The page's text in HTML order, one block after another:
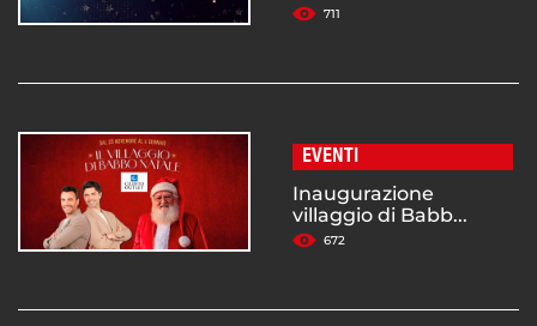
711
EVENTI
Inaugurazione
villaggio di Babb...
672